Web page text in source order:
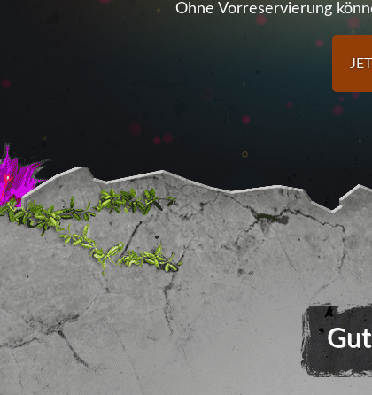
Ohne Vorreservierung